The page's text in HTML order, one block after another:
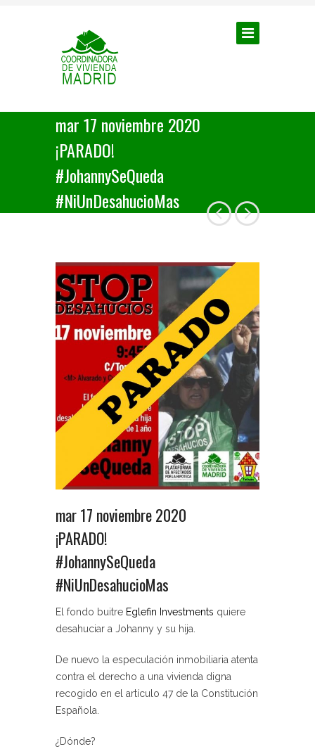
mar 17 noviembre 2020
¡PARADO!
#JohannySeQueda
#NiUnDesahucioMas
mar 17 noviembre 2020
¡PARADO!
#JohannySeQueda
#NiUnDesahucioMas
El fondo buitre Eglefin Investments quiere
desahuciar a Johanny y su hija.
De nuevo la especulación inmobiliaria atenta
contra el derecho a una vivienda digna
recogido en el artículo 47 de la Constitución
Española.
¿Dónde?